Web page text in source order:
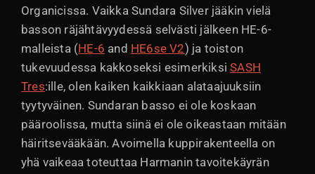
Organicissa. Vaikka Sundara Silver jääkin vielä
basson räjähtävyydessä selvästi jälkeen HE-6-
malleista (HE-6 and HE6se V2) ja toiston
tukevuudessa kakkoseksi esimerkiksiSASH
Tres:ille, olen kaiken kaikkiaan alataajuuksiin
tyytyväinen. Sundaran basso ei ole koskaan
pääroolissa, mutta siinä ei ole oikeastaan mitään
häiritsevääkään. Avoimella kuppirakenteella on
yhä vaikeaa toteuttaa Harmanin tavoitekäyrän